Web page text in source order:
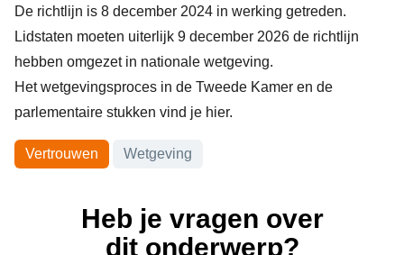
De richtlijn is 8 december 2024 in werking getreden.
Lidstaten moeten uiterlijk 9 december 2026 de richtlijn
hebben omgezet in nationale wetgeving.
Het wetgevingsproces in de Tweede Kamer en de
parlementaire stukken vind je hier.
Onderwerpen
Vertrouwen Wetgeving
Heb je vragen over
dit onderwerp?